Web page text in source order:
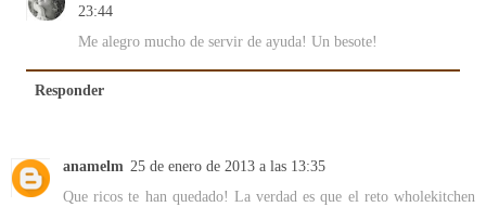
23:44
Me alegro mucho de servir de ayuda! Un besote!
Responder
anamelm 25 de enero de 2013 a las 13:35
Que ricos te han quedado! La verdad es que el reto wholekitchen